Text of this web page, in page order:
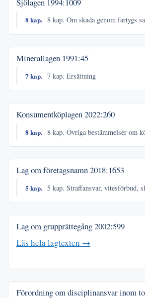
8 kap. 8 kap. Om skada genom fartygs
Minerallagen 1991:45
7 kap. 7 kap. Ersättning
Konsumentköplagen2022:260
8 kap. 8 kap. Övriga bestämmelser om
Lag om företagsnamn2018:1653
5 kap. 5 kap. Straffansvar, vitesförbud,
Lag om grupprättegång2002:599
Läs hela lagtexten →
Förordning om disciplinansvar inom